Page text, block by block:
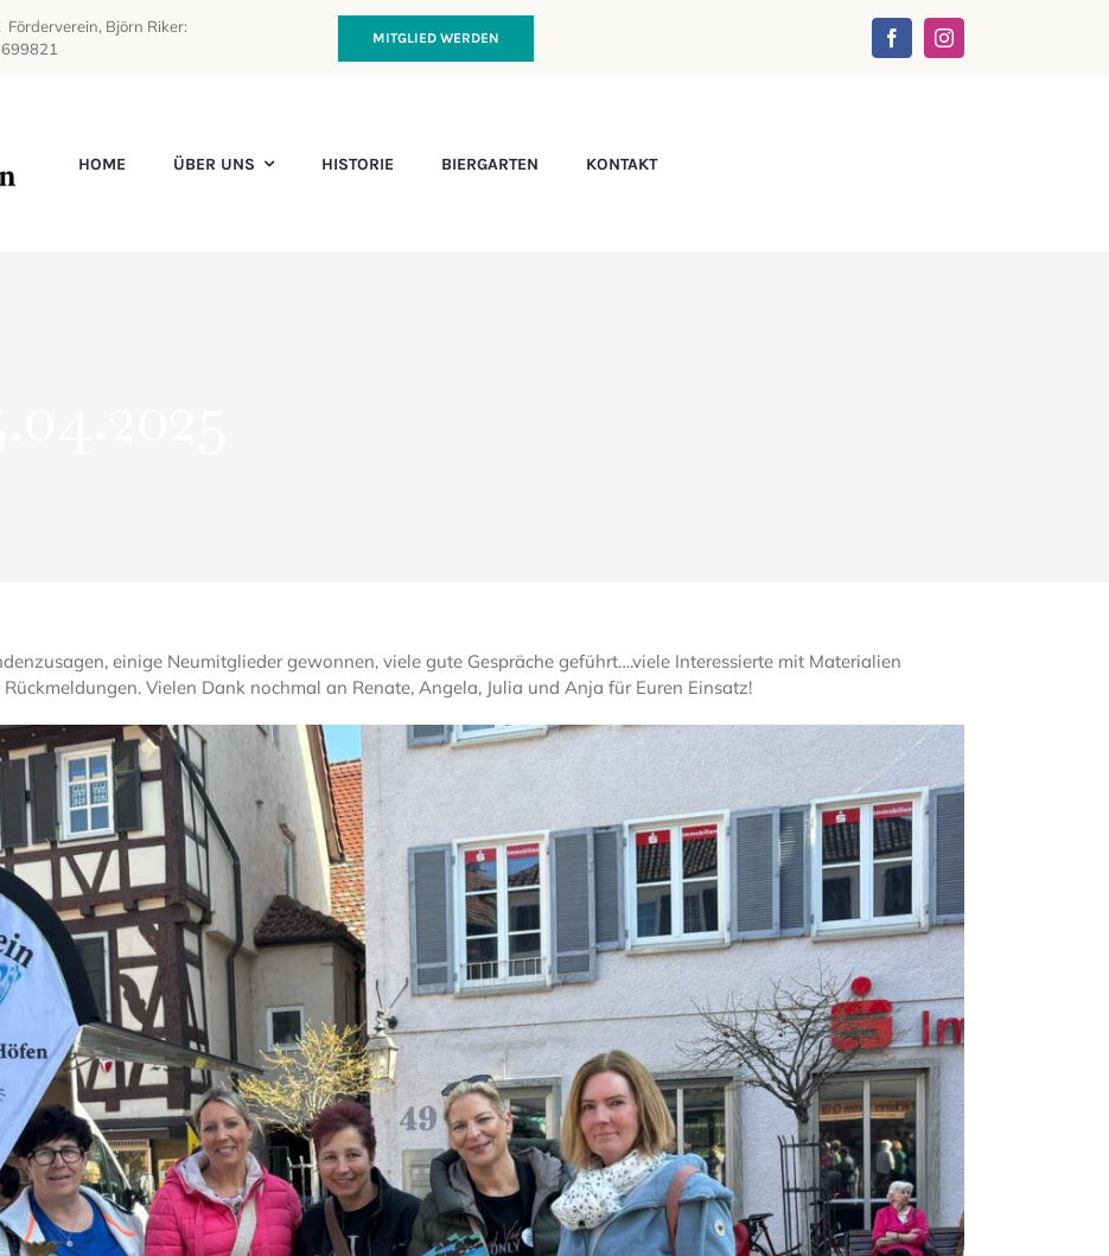
Förderverein, Björn Riker:
MITGLIED WERDEN
HOME ÜBER UNS HISTORIE BIERGARTEN KONTAKT
einige Neumitglieder gewonnen, viele gute Gespräche geführt….viele Interessierte mit Materialien
Vielen Dank nochmal an Renate, Angela, Julia und Anja für Euren Einsatz!